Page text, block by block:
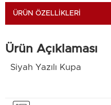
ÜRÜN ÖZELLIKLERI
Ürün Açıklaması
Siyah Yazılı Kupa